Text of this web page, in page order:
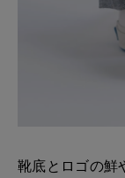
靴底とロゴの鮮